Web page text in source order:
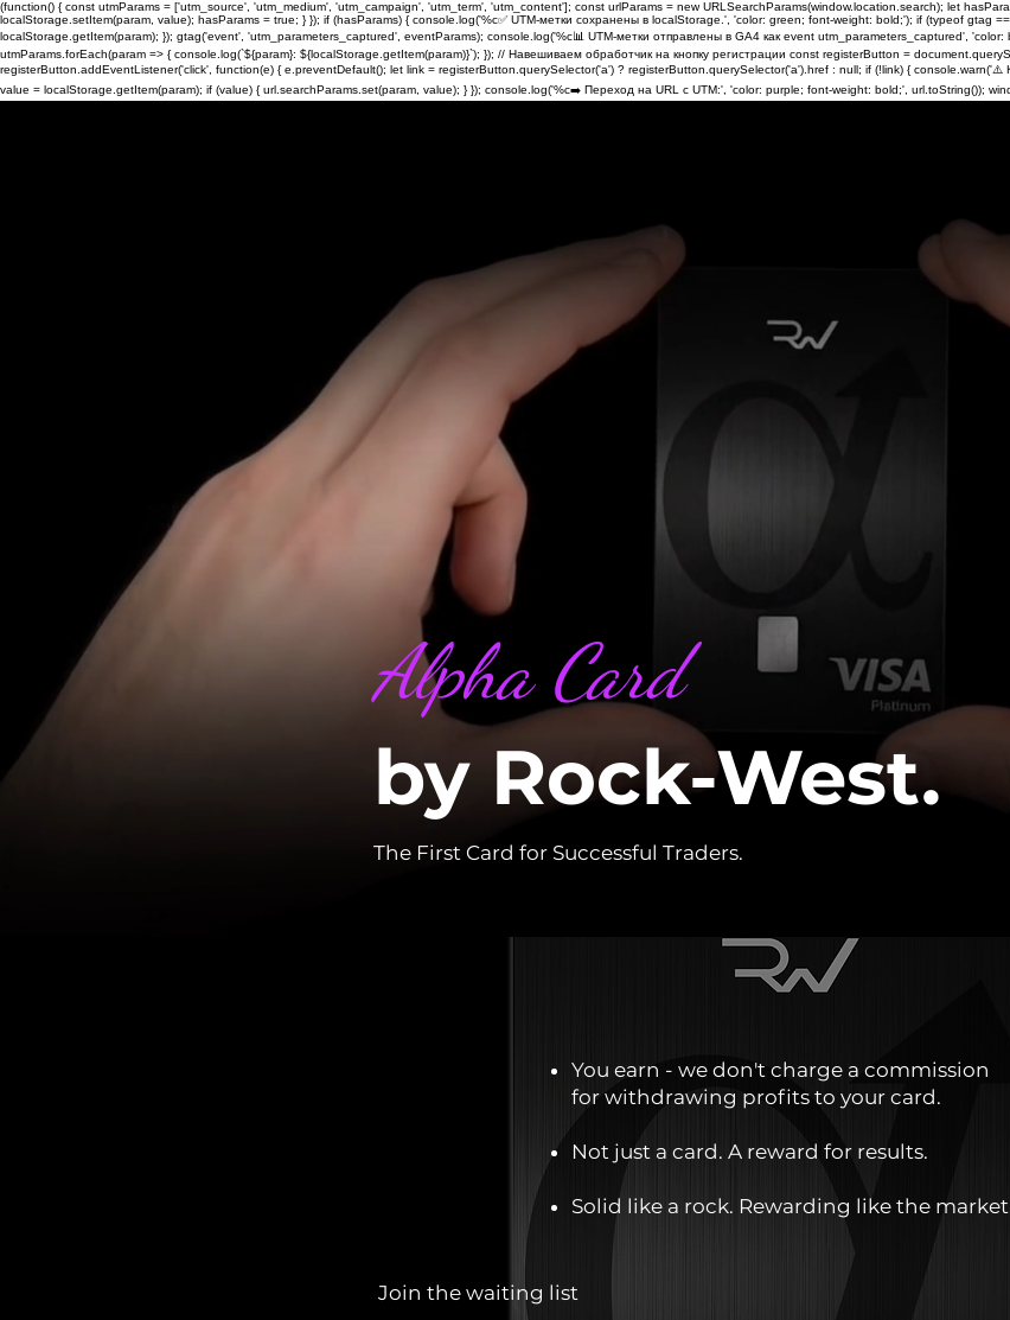
(function() { const utmParams = ['utm_source', 'utm_medium', 'utm_campaign', 'utm_term', 'utm_content']; const urlParams = new URLSearchParams(window.location.search); let
localStorage.setItem(param, value); hasParams = true; } }); if (hasParams) { console.log('%c✅ UTM-метки сохранены в localStorage.', 'color: green; font-weight: bold;'); if (typeof gtag
localStorage.getItem(param); }); gtag('event', 'utm_parameters_captured', eventParams); console.log('%c📊 UTM-метки отправлены в GA4 как event utm_parameters_captured',
utmParams.forEach(param => { console.log(`${param}: ${localStorage.getItem(param)}`); }); // Навешиваем обработчик на кнопку регистрации const registerButton =
registerButton.addEventListener('click', function(e) { e.preventDefault(); let link = registerButton.querySelector('a') ? registerButton.querySelector('a').href : null; if (!link) {
value = localStorage.getItem(param); if (value) { url.searchParams.set(param, value); } }); console.log('%c➡️ Переход на URL с UTM:', 'color: purple; font-weight: bold;', url.toString());
Alpha Card
by Rock-West.
The First Card for Successful Traders.
You earn - we don't charge a commission
for withdrawing profits to your card.
Not just a card. A reward for results.
Solid like a rock. Rewarding like the
Join the waiting list